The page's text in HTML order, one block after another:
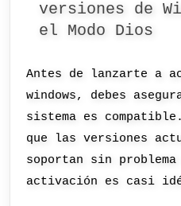
versiones de
el Modo Dios
Antes de lanzarte a
windows, debes
sistema es
que las versiones
soportan sin
activación es casi